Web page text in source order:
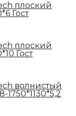
плоский
Гост
плоский
Гост
волнистый